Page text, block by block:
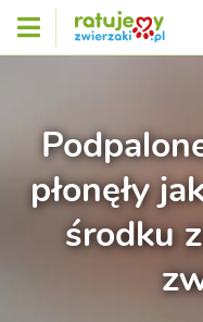
płonęły
środku